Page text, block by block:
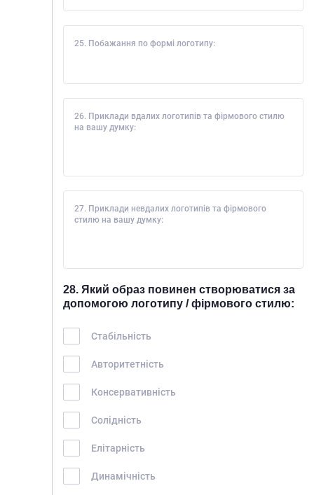
25. Побажання по формі логотипу:
26. Приклади вдалих логотипів та фірмового стилю
на вашу думку:
27. Приклади невдалих логотипів та фірмового
стилю на вашу думку:
28. Який образ повинен створюватися за
допомогою логотипу / фірмового стилю:
Стабільність
Авторитетність
Консервативність
Солідність
Елітарність
Динамічність